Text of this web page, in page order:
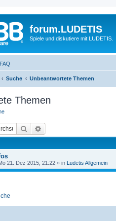
forum.LUDETIS
Spiele und diskutiere mit LUDETIS.
FAQ
Suche Unbeantwortete Themen
Themen
Suche
21. Dez 2015, 21:22 » in Ludetis Allgemein